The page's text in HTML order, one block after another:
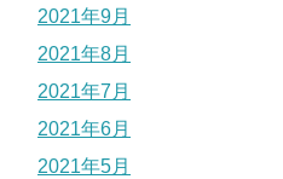
2021年9月
2021年8月
2021年7月
2021年6月
2021年5月